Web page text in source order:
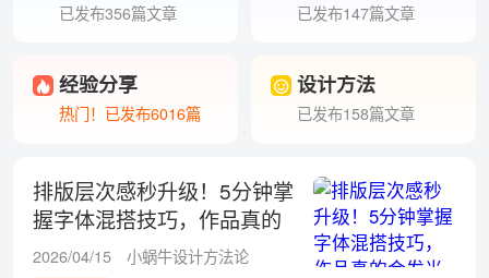
已发布356篇文章 已发布147篇文章
经验分享
热门！已发布6016篇
设计方法
已发布158篇文章
排版层次感秒升级！5分钟掌
握字体混搭技巧，作品真的
会发光
2026/04/15
小蜗牛设计方法论